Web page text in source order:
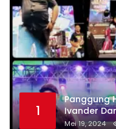
1
Panggung
Ivander
Warga
Mei 19, 2024